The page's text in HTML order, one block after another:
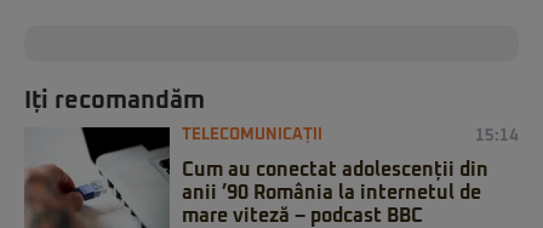
Iți recomandăm
TELECOMUNICAȚII 15:14
Cum au conectat adolescenții din
anii ’90 România la internetul de
mare viteză – podcast BBC